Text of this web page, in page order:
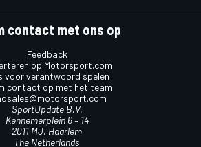
contact met ons op
Feedback
op Motorsport.com
voor verantwoord spelen
contact op met het team
SportUpdate B.V.
Kennemerplein 6 – 14
2011 MJ, Haarlem
The Netherlands